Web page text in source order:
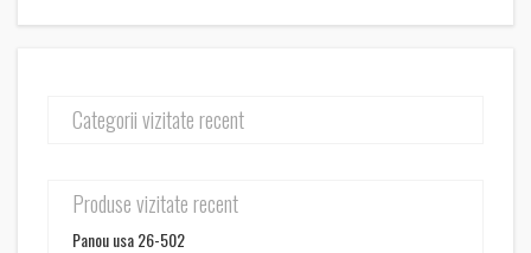
Categorii vizitate recent
Produse vizitate recent
Panou usa 26-502